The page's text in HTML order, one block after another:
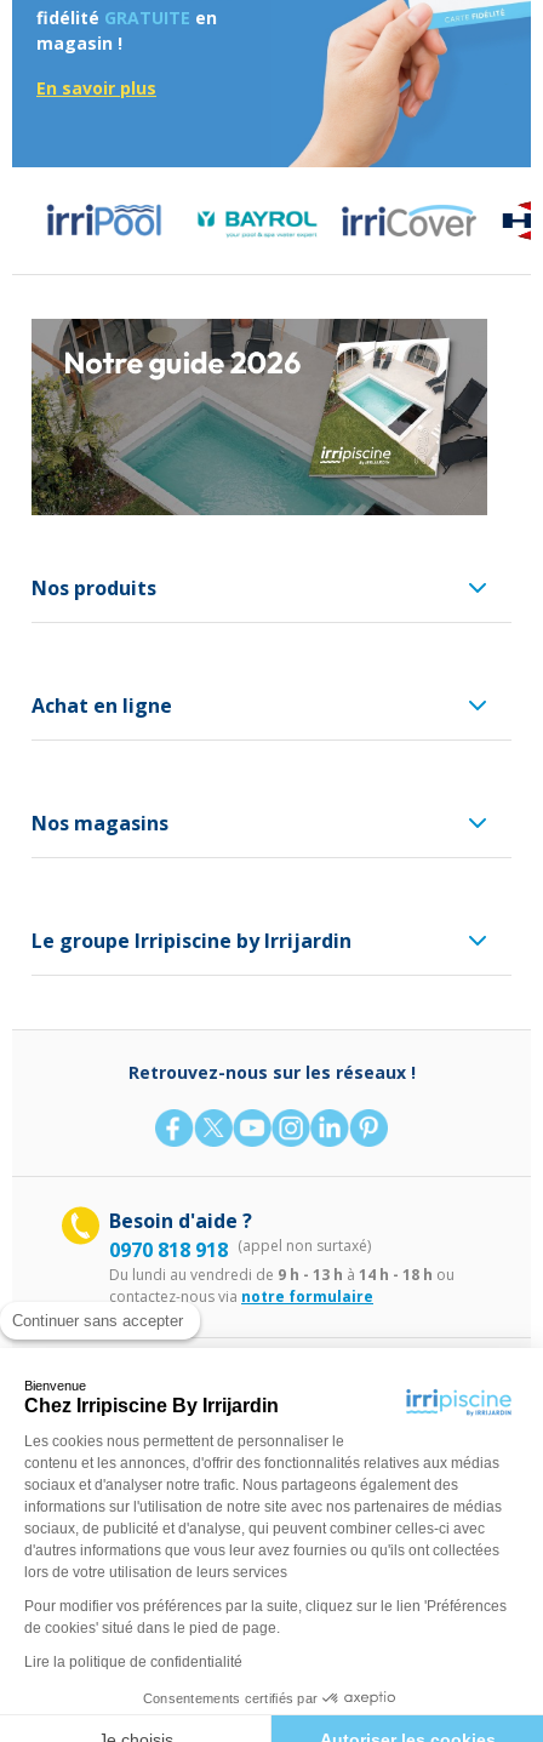
Continuer sans accepter
Bienvenue
Chez Irripiscine By Irrijardin
Les cookies nous permettent de personnaliser le
contenu et les annonces, d'offrir des fonctionnalités relatives aux médias
sociaux et d'analyser notre trafic. Nous partageons également des
informations sur l'utilisation de notre site avec nos partenaires de médias
sociaux, de publicité et d'analyse, qui peuvent combiner celles-ci avec
d'autres informations que vous leur avez fournies ou qu'ils ont collectées
lors de votre utilisation de leurs services
Pour modifier vos préférences par la suite, cliquez sur le lien 'Préférences
de cookies' situé dans le pied de page.
Lire la politique de confidentialité
Consentements certifiés par
fidélité GRATUITE en
magasin !
En savoir plus
Nos produits
Achat en ligne
Nos magasins
Le groupe Irripiscine by Irrijardin
Retrouvez-nous sur les réseaux !
Besoin d'aide ?
0970 818 918 (appel non surtaxé)
Du lundi au vendredi de 9 h - 13 h à 14 h - 18 h ou
contactez-nous via notre formulaire
©Irripiscine 2025 Conditions générales de ventes Mentions